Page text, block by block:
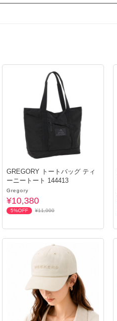
GREGORY トートバッグ ティ
ーニートート 144413
Gregory
¥10,380
5%OFF ¥11,000